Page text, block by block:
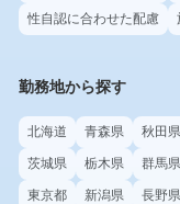
性自認に合わせた配慮
勤務地から探す
北海道 青森県 秋田県
茨城県
栃木県 群馬県
東京都
新潟県 長野県